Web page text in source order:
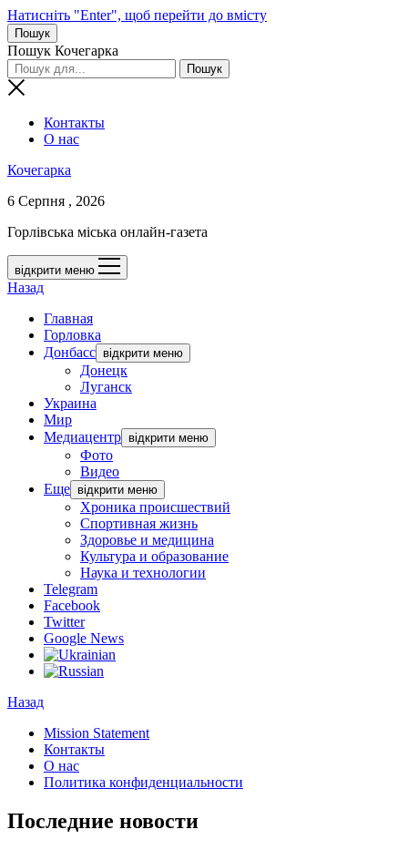
Натисніть "Enter", щоб перейти до вмісту
Пошук
Пошук Кочегарка
Контакты
О нас
Кочегарка
6 Серпня , 2026
Горлівська міська онлайн-газета
відкрити меню
Назад
Главная
Горловка
Донбасс відкрити меню
Донецк
Луганск
Украина
Мир
Медиацентр відкрити меню
Фото
Видео
Еще відкрити меню
Хроника происшествий
Спортивная жизнь
Здоровье и медицина
Культура и образование
Наука и технологии
Telegram
Facebook
Twitter
Google News
Назад
Mission Statement
Контакты
О нас
Политика конфиденциальности
Последние новости